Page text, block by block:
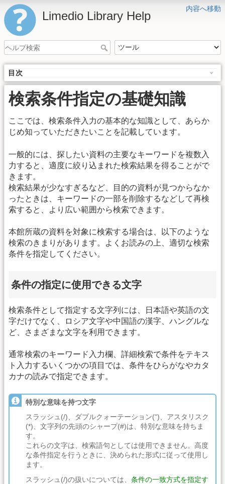
内容へ移動
Limedio Library Help
目次
検索条件指定の基礎知識
ここでは、検索条件入力の基本的な知識として、あらか
じめ知っていただきたいことを記載しています。
一般的には、探したい資料の主要なキーワードを複数入
力すると、適度に絞り込まれた検索結果を得ることがで
きます。
検索結果が少なすぎるなど、目的の資料が見つからなか
ったときは、キーワードの一部を削除するなどして再検
索すると、より広い範囲から検索できます。
本館所蔵の資料を対象に検索する場合は、以下のような
検索のきまりがあります。よくお読みの上、適切な検索
条件を指定してください。
条件の指定に使用できる文字
検索条件として指定する文字列には、日本語や英語の文
字だけでなく、ロシア文字や中国語の漢字、ハングルな
ど、さまざまな文字を利用できます。
通常検索のキーワード入力欄、詳細検索で条件をテキス
ト入力するいくつかの項目では、条件をひらがなやカタ
カナの読みで指定できます。
特別な意味を持つ文字
スラッシュ(/)、ダブルクォーテーション(“)、アスタリスク
(*)、文字列の先頭のシャープ(#)は、特別な意味を持ちま
す。
これらの文字は、検索語句としては使用できません。高度
な条件指定を行うときに、決められた形式に従って使用し
ます。
スラッシュ(/)の扱いについては、 条件の一致方式を指定す